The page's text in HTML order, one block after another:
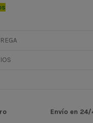
Envío en